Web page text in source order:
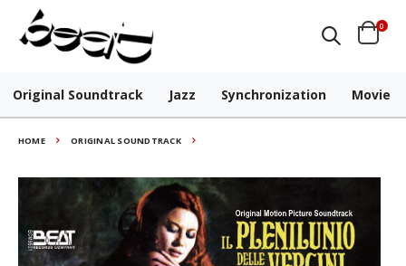
0
Original Soundtrack Jazz Synchronization Movie
HOME ORIGINAL SOUNDTRACK